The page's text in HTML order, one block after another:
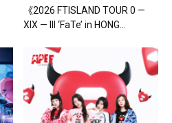
《2026 FTISLAND TOUR 0 —
XIX — III ‘FaTe’ in HONG...